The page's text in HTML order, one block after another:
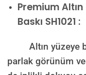
Premium
Baskı SH1021 :
Altın yüzeye
parlak görünüm